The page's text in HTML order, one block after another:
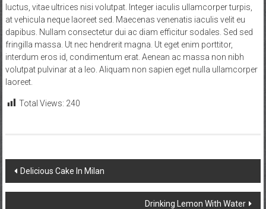
luctus, vitae ultrices nisi volutpat. Integer iaculis ullamcorper turpis,
at vehicula neque laoreet sed. Maecenas venenatis iaculis velit eu
dapibus. Nullam consectetur dui ac diam efficitur sodales. Sed sed
fringilla massa. Ut nec hendrerit magna. Ut eget enim porttitor,
interdum eros id, condimentum erat. Aenean ac massa non nibh
volutpat pulvinar at a leo. Aliquam non sapien eget nulla ullamcorper
laoreet.
Total Views: 240
Navigasi
pos
Delicious Cake In Milan
Drinking Lemon With Water